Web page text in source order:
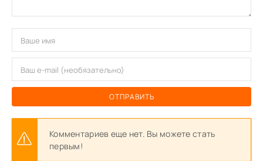
ОТПРАВИТЬ
Комментариев еще нет. Вы можете стать
первым!